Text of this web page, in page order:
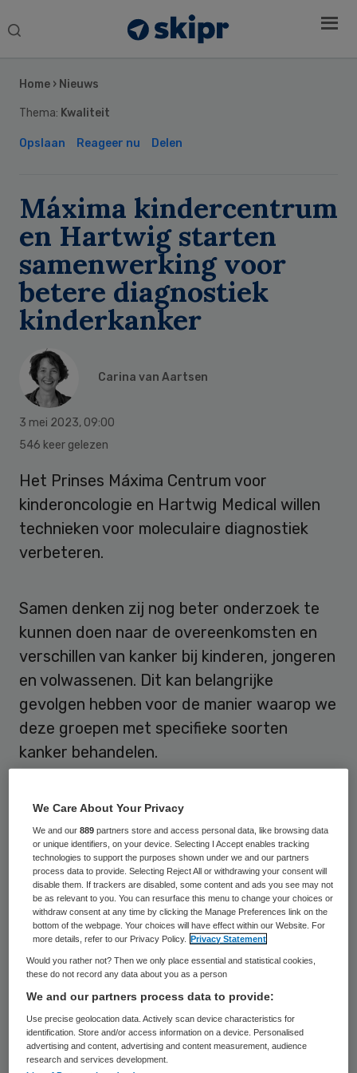
Search
Home › Nieuws
Thema: Kwaliteit
Opslaan Reageer nu Delen
Máxima kindercentrum
en Hartwig starten
samenwerking voor
betere diagnostiek
kinderkanker
Carina van Aartsen
3 mei 2023, 09:00
546 keer gelezen
Het Prinses Máxima Centrum voor
kinderoncologie en Hartwig Medical willen
technieken voor moleculaire diagnostiek
verbeteren.
Samen denken zij nog beter onderzoek te
kunnen doen naar de overeenkomsten en
verschillen van kanker bij kinderen, jongeren
en volwassenen. Dit kan belangrijke
gevolgen hebben voor de manier waarop we
deze groepen met specifieke soorten
kanker behandelen.
RNA sequencing
Veranderingen in zowel het DNA als het
RNA kunnen belangrijke aanwijzingen geven
over de precieze kankersoort, de
agressiviteit van de tumor, en het mogelijke
effect van doelgerichte medicijnen. Sinds de
opening van hetPrinses Máxima Centrum
2018 wordt bij alle kinderen met kanker in
Nederland al het beschikbare RNA in een
stukje tumorweefsel bestudeerd met
behulp van zogenoemde RNA-sequencing
Sidebar
We Care About Your Privacy
We and our889 partners store and access personal data, like browsing data
or unique identifiers, on your device. Selecting I Accept enables tracking
technologies to support the purposes shown under we and our partners
process data to provide. Selecting Reject All or withdrawing your consent will
disable them. If trackers are disabled, some content and ads you see may not
be as relevant to you. You can resurface this menu to change your choices or
withdraw consent at any time by clicking the Manage Preferences link on the
bottom of the webpage. Your choices will have effect within our Website. For
more details, refer to our Privacy Policy.
Privacy Statement
Would you rather not? Then we only place essential and statistical cookies,
these do not record any data about you as a person
We and our partners process data to provide:
Use precise geolocation data. Actively scan device characteristics for
identification. Store and/or access information on a device. Personalised
advertising and content, advertising and content measurement, audience
research and services development.